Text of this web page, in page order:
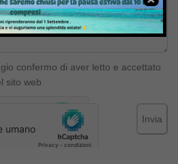
confermo di aver letto e accettato
sito web
Invia